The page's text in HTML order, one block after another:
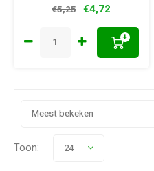
€5,25 €4,72
+
Meest bekeken
Toon: 24